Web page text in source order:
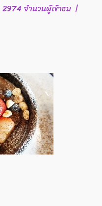
2974 จำนวนผู้เข้าชม |